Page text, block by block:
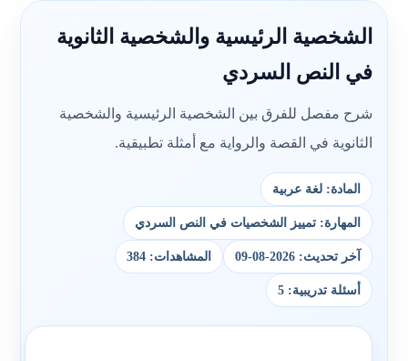
الشخصية الرئيسية والشخصية الثانوية
في النص السردي
شرح مفصل للفرق بين الشخصية الرئيسية والشخصية
الثانوية في القصة والرواية مع أمثلة تطبيقية.
المادة: لغة عربية
المهارة: تمييز الشخصيات في النص السردي
آخر تحديث: 2026-08-09 المشاهدات: 384
أسئلة تدريبية: 5